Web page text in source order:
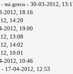
- mi.greco - 30-03-2012,
2012, 18:16
14:20
2012, 19:00
13:08
14:02
10:01
2012, 10:46
- 17-04-2012, 12:53